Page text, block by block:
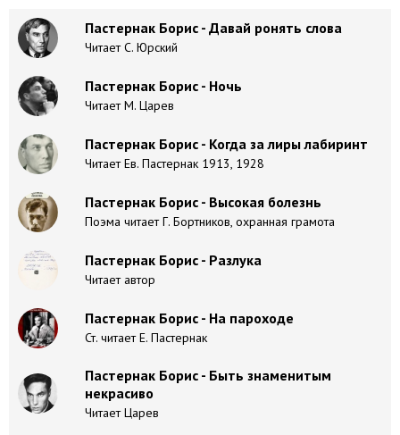
Пастернак Борис - Давай ронять слова
Читает С. Юрский
Пастернак Борис - Ночь
Читает М. Царев
Пастернак Борис - Когда за лиры лабиринт
Читает Ев. Пастернак 1913, 1928
Пастернак Борис - Высокая болезнь
Поэма читает Г. Бортников, охранная грамота
Пастернак Борис - Разлука
Читает автор
Пастернак Борис - На пароходе
Ст. читает Е. Пастернак
Пастернак Борис - Быть знаменитым
некрасиво
Читает Царев